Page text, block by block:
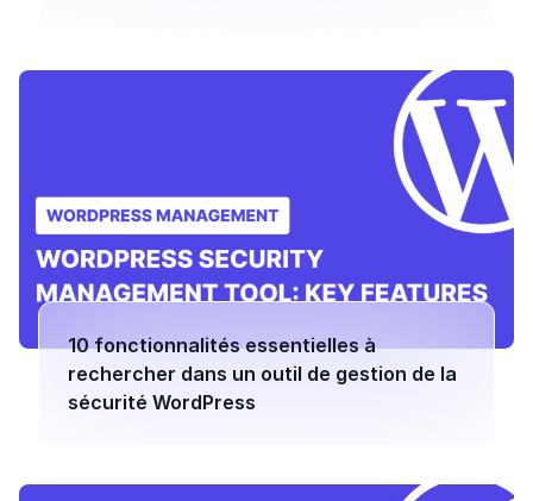
10 fonctionnalités essentielles à
rechercher dans un outil de gestion de la
sécurité WordPress